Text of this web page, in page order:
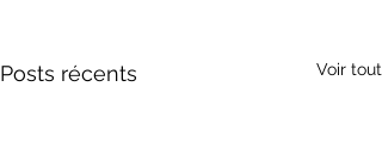
Posts récents Voir tout